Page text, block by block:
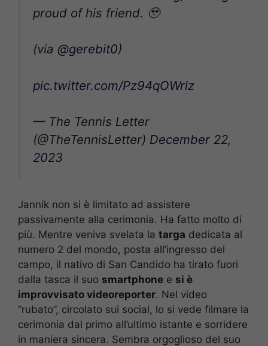
proud of his friend. 🥹
(via @gerebit0)
pic.twitter.com/Pz94qOWrlz
— The Tennis Letter
(@TheTennisLetter) December 22,
2023
Jannik non si è limitato ad assistere
passivamente alla cerimonia. Ha fatto molto di
più. Mentre veniva svelata la targa dedicata al
numero 2 del mondo, posta all’ingresso del
campo, il nativo di San Candido ha tirato fuori
dalla tasca il suo smartphone e si è
improvvisato videoreporter. Nel video
“rubato”, circolato sui social, lo si vede filmare la
cerimonia dal primo all’ultimo istante e sorridere
in maniera sincera. Sembra orgoglioso del suo